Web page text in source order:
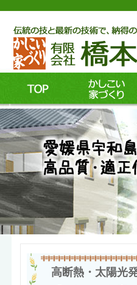
高断熱・太陽光